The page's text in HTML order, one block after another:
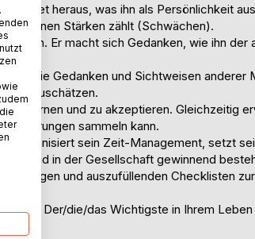
findet heraus, was ihn als Persönlichkeit
zu seinen Stärken zählt (Schwächen).
Er macht sich Gedanken, wie ihn der
in die Gedanken und Sichtweisen anderer
einzuschätzen.
und zu akzeptieren. Gleichzeitig
Erfahrungen sammeln kann.
organisiert sein Zeit-Management, setzt
und in der Gesellschaft gewinnend
Übungen und auszufüllenden Checklisten
Der/die/das Wichtigste in Ihrem